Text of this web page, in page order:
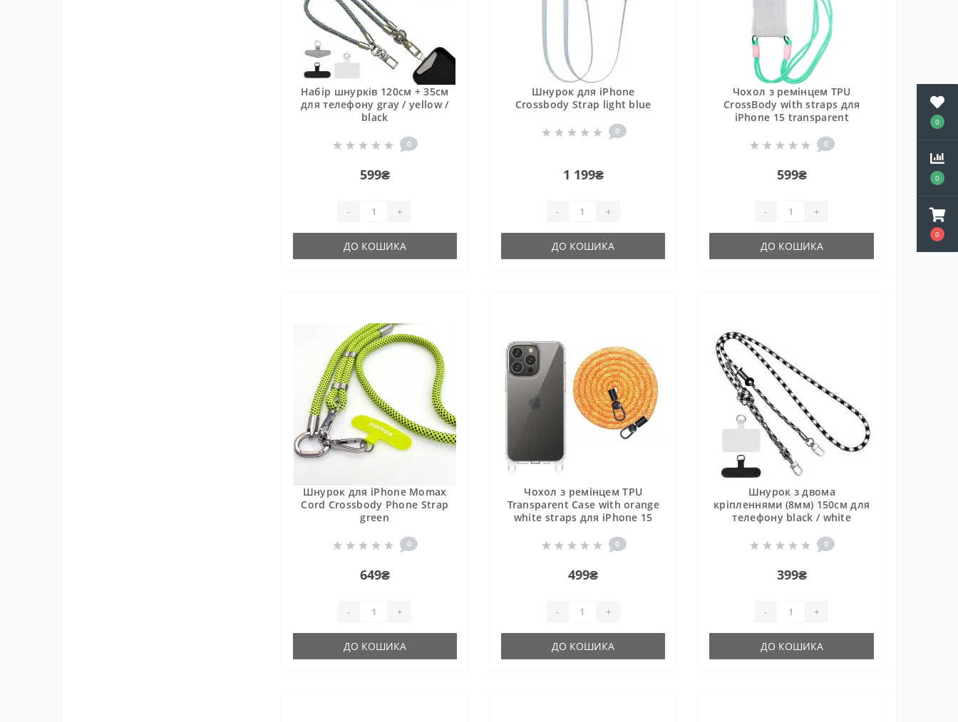
0
0
0
Набір шнурків 120см + 35см
для телефону gray / yellow /
black
0
599₴
- +
ДО КОШИКА
Шнурок для iPhone
Crossbody Strap light blue
0
1 199₴
- +
ДО КОШИКА
Чохол з ремінцем TPU
CrossBody with straps для
iPhone 15 transparent
0
599₴
- +
ДО КОШИКА
Шнурок для iPhone Momax
Cord Crossbody Phone Strap
green
0
649₴
- +
ДО КОШИКА
Чохол з ремінцем TPU
Transparent Case with orange
white straps для iPhone 15
0
499₴
- +
ДО КОШИКА
Шнурок з двома
кріпленнями (8мм) 150см для
телефону black / white
0
399₴
- +
ДО КОШИКА